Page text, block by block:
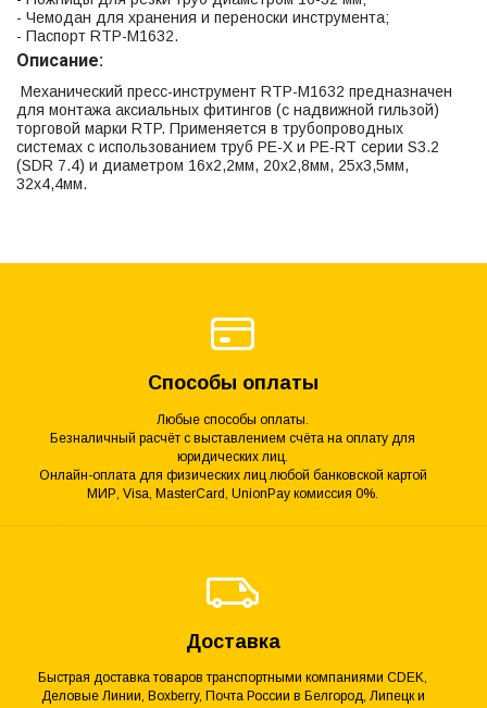
- Чемодан для хранения и переноски инструмента;
- Паспорт RTP-M1632.
Описание:
Механический пресс-инструмент RTP-M1632 предназначен
для монтажа аксиальных фитингов (с надвижной гильзой)
торговой марки RTP. Применяется в трубопроводных
системах с использованием труб PE-X и PE-RT серии S3.2
(SDR 7.4) и диаметром 16х2,2мм, 20х2,8мм, 25х3,5мм,
32х4,4мм.
Способы оплаты
Любые способы оплаты.
Безналичный расчёт с выставлением счёта на оплату для
юридических лиц.
Онлайн-оплата для физических лиц любой банковской картой
МИР, Visa, MasterCard, UnionPay комиссия 0%.
Доставка
Быстрая доставка товаров транспортными компаниями CDEK,
Деловые Линии, Boxberry, Почта России в Белгород, Липецк и